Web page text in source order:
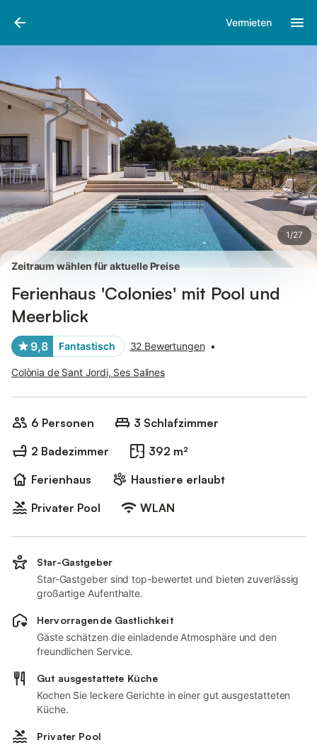
Vermieten
1/27
Bilder
Zeitraum wählen für aktuelle Preise
Ferienhaus 'Colonies' mit Pool und
Meerblick
9,8 Fantastisch 32 Bewertungen •
Colònia de Sant Jordi, Ses Salines
6 Personen
3 Schlafzimmer
2 Badezimmer
392 m²
Ferienhaus
Haustiere erlaubt
Privater Pool
WLAN
Star-Gastgeber
Star-Gastgeber sind top-bewertet und bieten zuverlässig
großartige Aufenthalte.
Hervorragende Gastlichkeit
Gäste schätzen die einladende Atmosphäre und den
freundlichen Service.
Gut ausgestattete Küche
Kochen Sie leckere Gerichte in einer gut ausgestatteten
Küche.
Privater Pool